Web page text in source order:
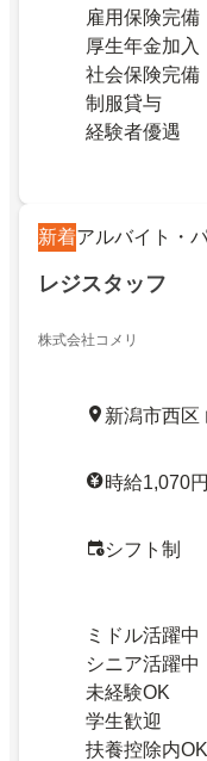
雇用保険完備
厚生年金加入
社会保険完備
制服貸与
経験者優遇
新着アルバイト・
レジスタッフ
株式会社コメリ
新潟市西区
時給1,070
シフト制
ミドル活躍中
シニア活躍中
未経験OK
学生歓迎
扶養控除内OK